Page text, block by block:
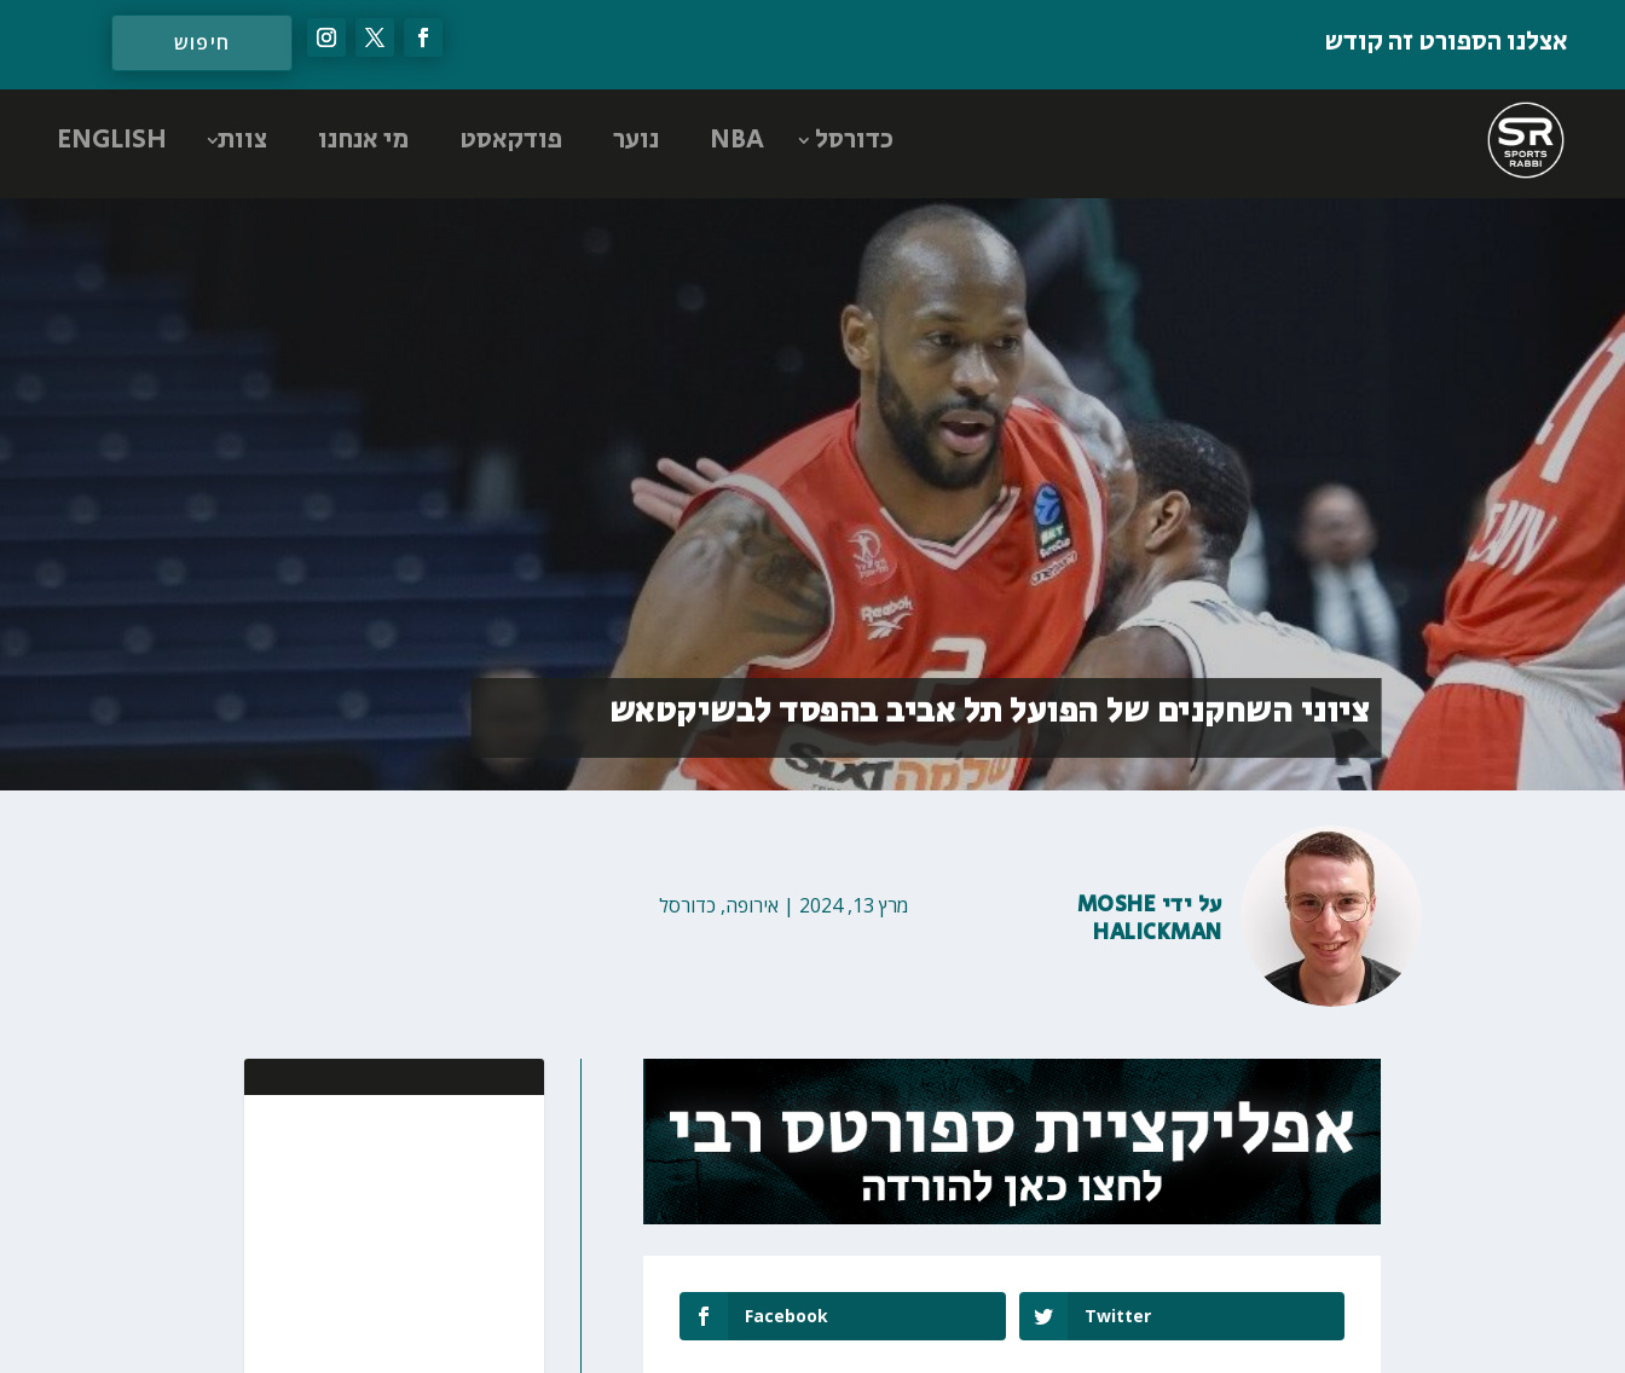
אצלנו הספורט זה קודש
כדורסל NBA נוער פודקאסט מי אנחנו צוות ENGLISH
ציוני השחקנים של הפועל תל אביב בהפסד לבשיקטאש
מרץ 13, 2024 | אירופה, כדורסל על ידי MOSHE
HALICKMAN
Facebook Twitter